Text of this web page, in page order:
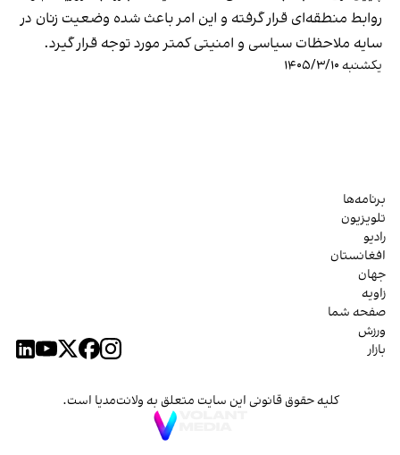
روابط منطقه‌ای قرار گرفته و این امر باعث شده وضعیت زنان در
سایه ملاحظات سیاسی و امنیتی کمتر مورد توجه قرار گیرد.
یکشنبه ۱۴۰۵/۳/۱۰
برنامه‌ها
تلویزیون
رادیو
افغانستان
جهان
زاویه
صفحه شما
ورزش
بازار
کلیه حقوق قانونی این سایت متعلق به ولانت‌مدیا است.